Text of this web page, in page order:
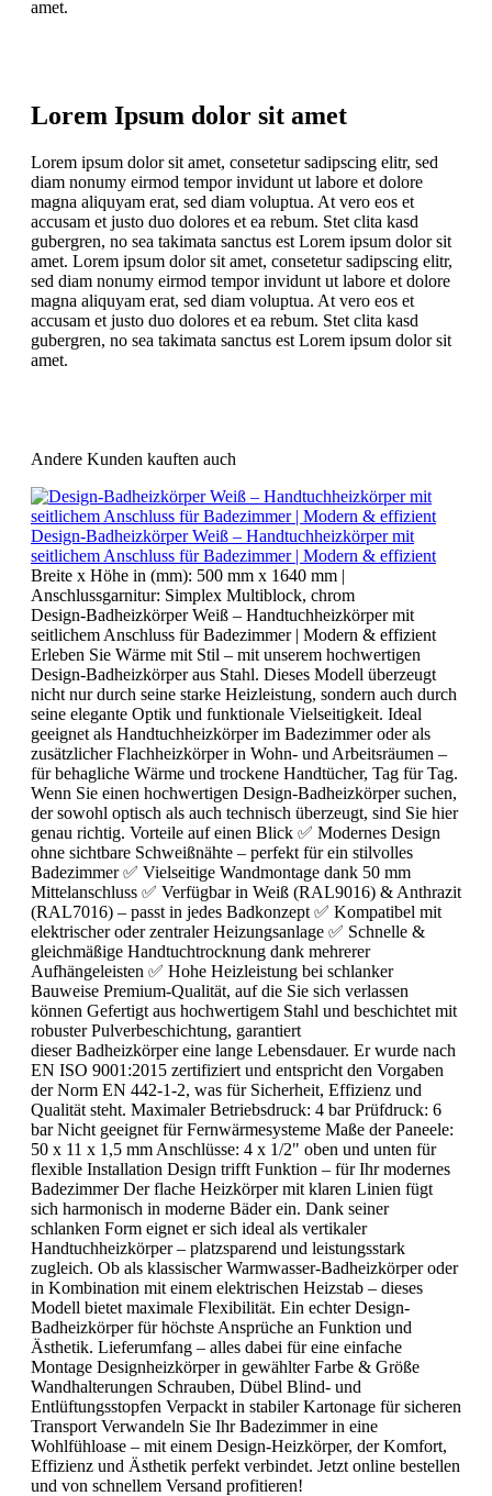
amet.
Lorem Ipsum dolor sit amet
Lorem ipsum dolor sit amet, consetetur sadipscing elitr, sed
diam nonumy eirmod tempor invidunt ut labore et dolore
magna aliquyam erat, sed diam voluptua. At vero eos et
accusam et justo duo dolores et ea rebum. Stet clita kasd
gubergren, no sea takimata sanctus est Lorem ipsum dolor sit
amet. Lorem ipsum dolor sit amet, consetetur sadipscing elitr,
sed diam nonumy eirmod tempor invidunt ut labore et dolore
magna aliquyam erat, sed diam voluptua. At vero eos et
accusam et justo duo dolores et ea rebum. Stet clita kasd
gubergren, no sea takimata sanctus est Lorem ipsum dolor sit
amet.
Andere Kunden kauften auch
Design-Badheizkörper Weiß – Handtuchheizkörper mit
seitlichem Anschluss für Badezimmer | Modern & effizient
Breite x Höhe in (mm): 500 mm x 1640 mm |
Anschlussgarnitur: Simplex Multiblock, chrom
Design-Badheizkörper Weiß – Handtuchheizkörper mit
seitlichem Anschluss für Badezimmer | Modern & effizient
Erleben Sie Wärme mit Stil – mit unserem hochwertigen
Design-Badheizkörper aus Stahl. Dieses Modell überzeugt
nicht nur durch seine starke Heizleistung, sondern auch durch
seine elegante Optik und funktionale Vielseitigkeit. Ideal
geeignet als Handtuchheizkörper im Badezimmer oder als
zusätzlicher Flachheizkörper in Wohn- und Arbeitsräumen –
für behagliche Wärme und trockene Handtücher, Tag für Tag.
Wenn Sie einen hochwertigen Design-Badheizkörper suchen,
der sowohl optisch als auch technisch überzeugt, sind Sie hier
genau richtig. Vorteile auf einen Blick ✅ Modernes Design
ohne sichtbare Schweißnähte – perfekt für ein stilvolles
Badezimmer ✅ Vielseitige Wandmontage dank 50 mm
Mittelanschluss ✅ Verfügbar in Weiß (RAL9016) & Anthrazit
(RAL7016) – passt in jedes Badkonzept ✅ Kompatibel mit
elektrischer oder zentraler Heizungsanlage ✅ Schnelle &
gleichmäßige Handtuchtrocknung dank mehrerer
Aufhängeleisten ✅ Hohe Heizleistung bei schlanker
Bauweise Premium-Qualität, auf die Sie sich verlassen
können Gefertigt aus hochwertigem Stahl und beschichtet mit
robuster Pulverbeschichtung, garantiert
dieser Badheizkörper eine lange Lebensdauer. Er wurde nach
EN ISO 9001:2015 zertifiziert und entspricht den Vorgaben
der Norm EN 442-1-2, was für Sicherheit, Effizienz und
Qualität steht. Maximaler Betriebsdruck: 4 bar Prüfdruck: 6
bar Nicht geeignet für Fernwärmesysteme Maße der Paneele:
50 x 11 x 1,5 mm Anschlüsse: 4 x 1/2" oben und unten für
flexible Installation Design trifft Funktion – für Ihr modernes
Badezimmer Der flache Heizkörper mit klaren Linien fügt
sich harmonisch in moderne Bäder ein. Dank seiner
schlanken Form eignet er sich ideal als vertikaler
Handtuchheizkörper – platzsparend und leistungsstark
zugleich. Ob als klassischer Warmwasser-Badheizkörper oder
in Kombination mit einem elektrischen Heizstab – dieses
Modell bietet maximale Flexibilität. Ein echter Design-
Badheizkörper für höchste Ansprüche an Funktion und
Ästhetik. Lieferumfang – alles dabei für eine einfache
Montage Designheizkörper in gewählter Farbe & Größe
Wandhalterungen Schrauben, Dübel Blind- und
Entlüftungsstopfen Verpackt in stabiler Kartonage für sicheren
Transport Verwandeln Sie Ihr Badezimmer in eine
Wohlfühloase – mit einem Design-Heizkörper, der Komfort,
Effizienz und Ästhetik perfekt verbindet. Jetzt online bestellen
und von schnellem Versand profitieren!